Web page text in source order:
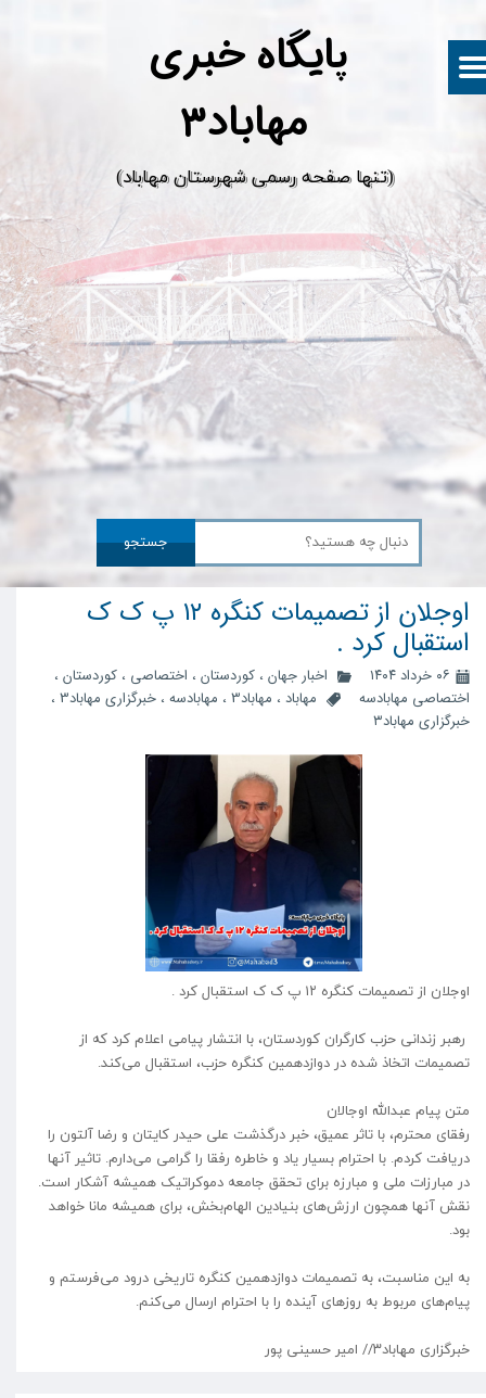
پایگاه خبری
​(تنها صفحه رسمی شهرستان مهاباد)
جستجو
اوجلان از تصمیمات کنگره ۱۲ پ ک ک
استقبال کرد .
۰۶ خرداد ۱۴۰۴ اخبار جهان ، کوردستان ، اختصاصی ، کوردستان ،
اختصاصی مهابادسه
مهاباد ، مهاباد3 ، مهابادسه ، خبرگزاری مهاباد3
،
خبرگزاری مهاباد۳
اوجلان از تصمیمات کنگره ۱۲ پ ک ک استقبال کرد .
رهبر زندانی حزب کارگران کوردستان، با انتشار پیامی اعلام کرد که از
تصمیمات اتخاذ شده در دوازدهمین کنگره حزب، استقبال می‌کند.
متن پیام عبدالله اوجالان
رفقای محترم، با تاثر عمیق، خبر درگذشت علی حیدر کایتان و رضا آلتون را
دریافت کردم. با احترام بسیار یاد و خاطره رفقا را گرامی می‌دارم. تاثیر آنها
در مبارزات ملی و مبارزه برای تحقق جامعه دموکراتیک همیشه آشکار است.
نقش آنها همچون ارزش‌های بنیادین الهام‌بخش، برای همیشه مانا خواهد
بود.
به این مناسبت، به تصمیمات دوازدهمین کنگره تاریخی درود می‌فرستم و
پیام‌های مربوط به روزهای آینده را با احترام ارسال می‌‌کنم.
خبرگزاری مهاباد۳// امیر حسینی پور